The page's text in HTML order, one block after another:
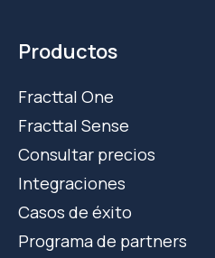
Productos
Fracttal One
Fracttal Sense
Consultar precios
Integraciones
Casos de éxito
Programa de partners